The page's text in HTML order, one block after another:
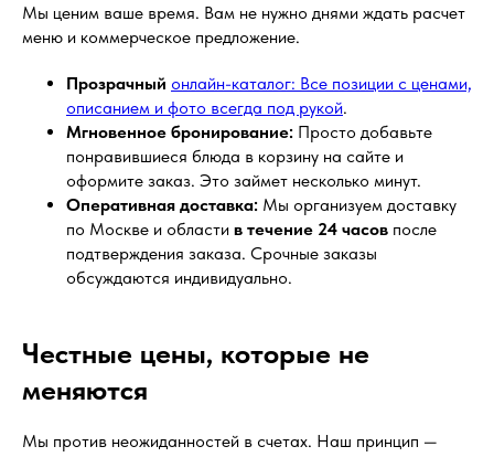
Мы ценим ваше время. Вам не нужно днями ждать расчет
меню и коммерческое предложение.
Прозрачный онлайн-каталог: Все позиции с ценами,
описанием и фото всегда под рукой.
Мгновенное бронирование: Просто добавьте
понравившиеся блюда в корзину на сайте и
оформите заказ. Это займет несколько минут.
Оперативная доставка: Мы организуем доставку
по Москве и области в течение 24 часов после
подтверждения заказа. Срочные заказы
обсуждаются индивидуально.
Честные цены, которые не
меняются
Мы против неожиданностей в счетах. Наш принцип —